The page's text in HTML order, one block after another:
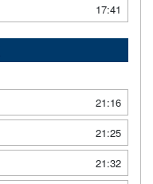
17:41
21:16
21:25
21:32